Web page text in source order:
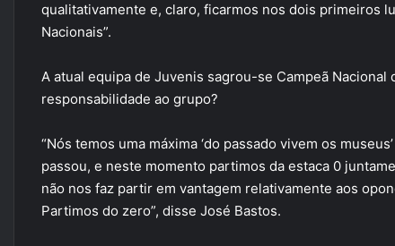
qualitativamente e, claro, ficarmos nos dois primeiros
Nacionais”.
A atual equipa de Juvenis sagrou-se Campeã Nacional
responsabilidade ao grupo?
“Nós temos uma máxima ‘do passado vivem os
passou, e neste momento partimos da estaca 0
não nos faz partir em vantagem relativamente aos
Partimos do zero”, disse José Bastos.